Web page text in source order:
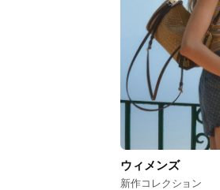
ウィメンズ
新作コレクション